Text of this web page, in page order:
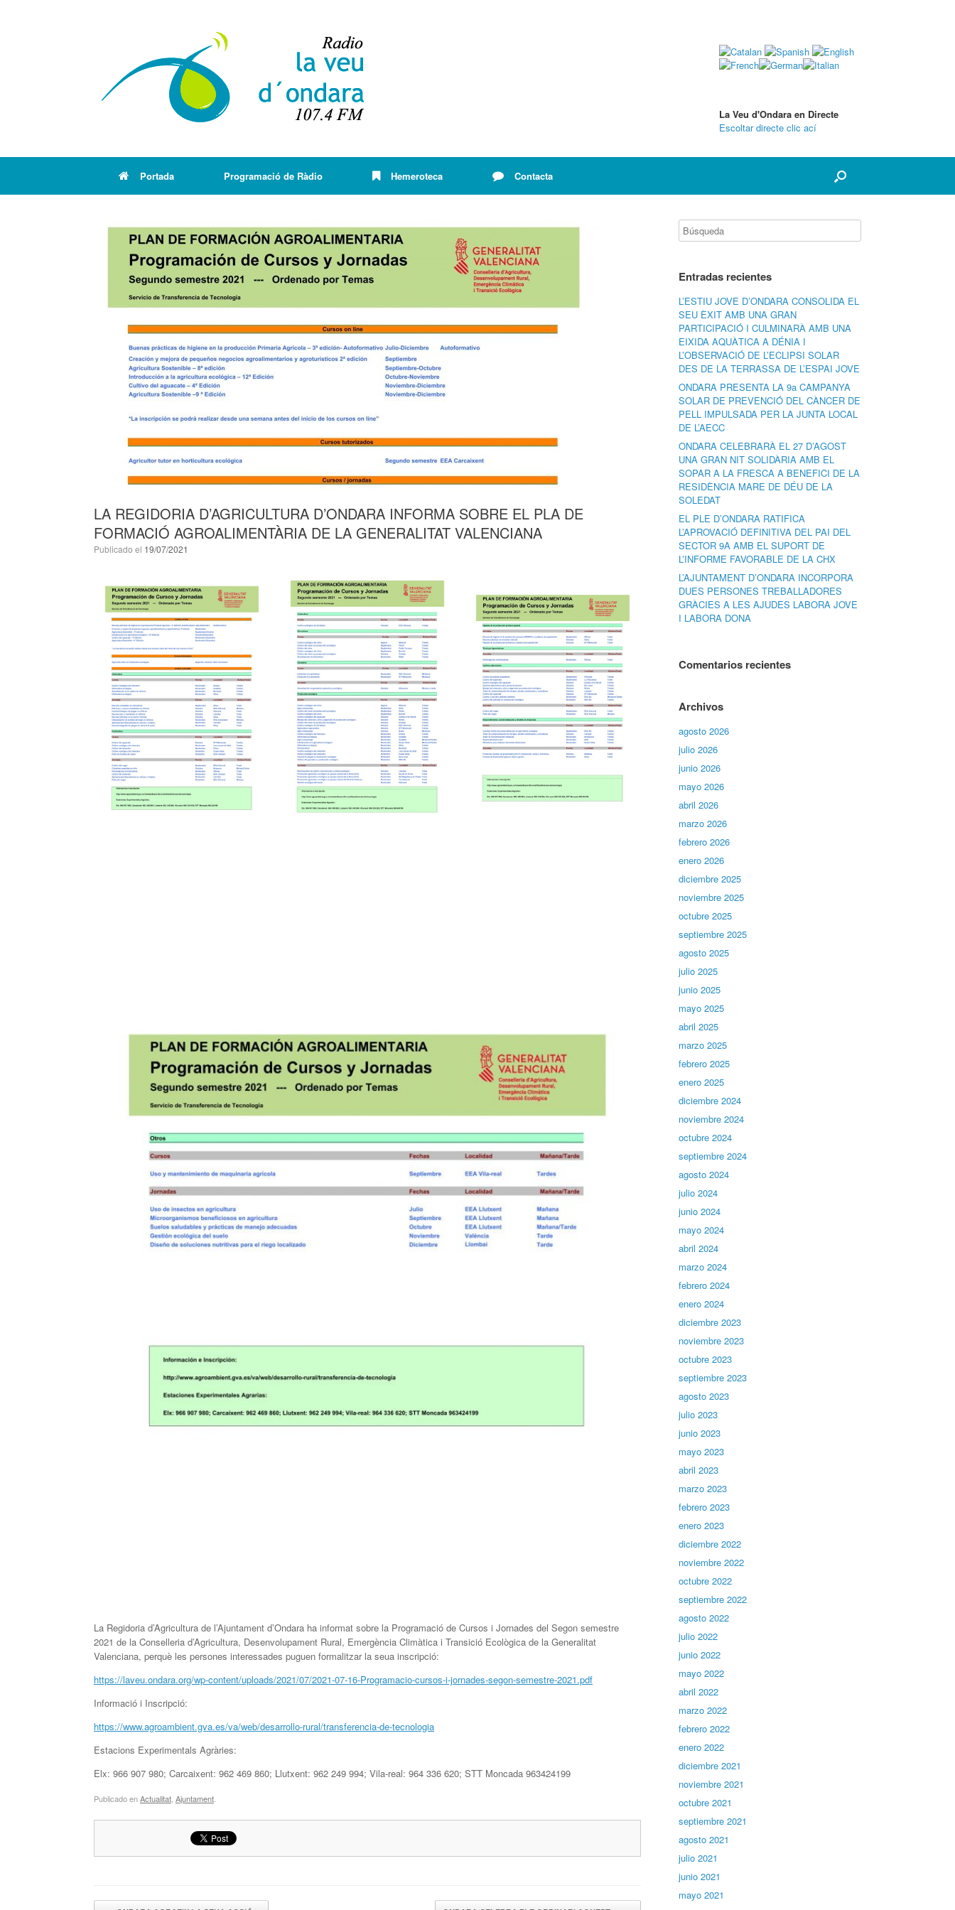
La Veu d'Ondara en Directe
Escoltar directe clic ací
Portada Programació de Ràdio Hemeroteca Contacta
LA REGIDORIA D’AGRICULTURA D’ONDARA INFORMA SOBRE EL PLA DE
FORMACIÓ AGROALIMENTÀRIA DE LA GENERALITAT VALENCIANA
Publicado el 19/07/2021
La Regidoria d’Agricultura de l’Ajuntament d’Ondara ha informat sobre la Programació de Cursos i Jornades del Segon semestre
2021 de la Conselleria d’Agricultura, Desenvolupament Rural, Emergència Climàtica i Transició Ecològica de la Generalitat
Valenciana, perquè les persones interessades puguen formalitzar la seua inscripció:
https://laveu.ondara.org/wp-content/uploads/2021/07/2021-07-16-Programacio-cursos-i-jornades-segon-semestre-2021.pdf
Informació i Inscripció:
https://www.agroambient.gva.es/va/web/desarrollo-rural/transferencia-de-tecnologia
Estacions Experimentals Agràries:
Elx: 966 907 980; Carcaixent: 962 469 860; Llutxent: 962 249 994; Vila-real: 964 336 620; STT Moncada 963424199
Publicado enActualitat Ajuntament
Navegador de artículos
Entradas recientes
L’ESTIU JOVE D’ONDARA CONSOLIDA EL
SEU ÈXIT AMB UNA GRAN
PARTICIPACIÓ I CULMINARÀ AMB UNA
EIXIDA AQUÀTICA A DÉNIA I
L’OBSERVACIÓ DE L’ECLIPSI SOLAR
DES DE LA TERRASSA DE L’ESPAI JOVE
ONDARA PRESENTA LA 9a CAMPANYA
SOLAR DE PREVENCIÓ DEL CÀNCER DE
PELL IMPULSADA PER LA JUNTA LOCAL
DE L’AECC
ONDARA CELEBRARÀ EL 27 D’AGOST
UNA GRAN NIT SOLIDÀRIA AMB EL
SOPAR A LA FRESCA A BENEFICI DE LA
RESIDÈNCIA MARE DE DÉU DE LA
SOLEDAT
EL PLE D’ONDARA RATIFICA
L’APROVACIÓ DEFINITIVA DEL PAI DEL
SECTOR 9A AMB EL SUPORT DE
L’INFORME FAVORABLE DE LA CHX
L’AJUNTAMENT D’ONDARA INCORPORA
DUES PERSONES TREBALLADORES
GRÀCIES A LES AJUDES LABORA JOVE
I LABORA DONA
Comentarios recientes
Archivos
agosto 2026
julio 2026
junio 2026
mayo 2026
abril 2026
marzo 2026
febrero 2026
enero 2026
diciembre 2025
noviembre 2025
octubre 2025
septiembre 2025
agosto 2025
julio 2025
junio 2025
mayo 2025
abril 2025
marzo 2025
febrero 2025
enero 2025
diciembre 2024
noviembre 2024
octubre 2024
septiembre 2024
agosto 2024
julio 2024
junio 2024
mayo 2024
abril 2024
marzo 2024
febrero 2024
enero 2024
diciembre 2023
noviembre 2023
octubre 2023
septiembre 2023
agosto 2023
julio 2023
junio 2023
mayo 2023
abril 2023
marzo 2023
febrero 2023
enero 2023
diciembre 2022
noviembre 2022
octubre 2022
septiembre 2022
agosto 2022
julio 2022
junio 2022
mayo 2022
abril 2022
marzo 2022
febrero 2022
enero 2022
diciembre 2021
noviembre 2021
octubre 2021
septiembre 2021
agosto 2021
julio 2021
junio 2021
mayo 2021